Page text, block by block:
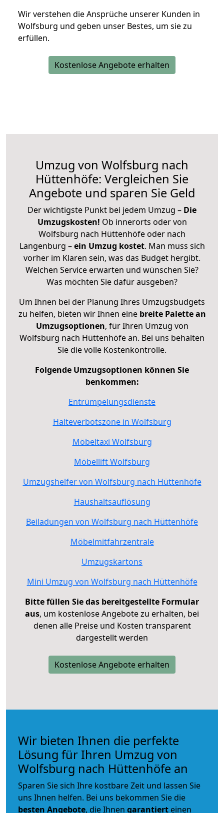
Wir verstehen die Ansprüche unserer Kunden in
Wolfsburg und geben unser Bestes, um sie zu
erfüllen.
Kostenlose Angebote erhalten
Umzug von Wolfsburg nach
Hüttenhöfe: Vergleichen Sie
Angebote und sparen Sie Geld
Der wichtigste Punkt bei jedem Umzug – Die
Umzugskosten! Ob innerorts oder von
Wolfsburg nach Hüttenhöfe oder nach
Langenburg –ein Umzug kostet. Man muss sich
vorher im Klaren sein, was das Budget hergibt.
Welchen Service erwarten und wünschen Sie?
Was möchten Sie dafür ausgeben?
Um Ihnen bei der Planung Ihres Umzugsbudgets
zu helfen, bieten wir Ihnen eine breite Palette an
Umzugsoptionen, für Ihren Umzug von
Wolfsburg nach Hüttenhöfe an. Bei uns behalten
Sie die volle Kostenkontrolle.
Folgende Umzugsoptionen können Sie
benkommen:
Entrümpelungsdienste
Halteverbotszone in Wolfsburg
Möbeltaxi Wolfsburg
Möbellift Wolfsburg
Umzugshelfer von Wolfsburg nach Hüttenhöfe
Haushaltsauflösung
Beiladungen von Wolfsburg nach Hüttenhöfe
Möbelmitfahrzentrale
Umzugskartons
Mini Umzug von Wolfsburg nach Hüttenhöfe
Bitte füllen Sie das bereitgestellte Formular
aus, um kostenlose Angebote zu erhalten, bei
denen alle Preise und Kosten transparent
dargestellt werden
Kostenlose Angebote erhalten
Wir bieten Ihnen die perfekte
Lösung für Ihren Umzug von
Wolfsburg nach Hüttenhöfe an
Sparen Sie sich Ihre kostbare Zeit und lassen Sie
uns Ihnen helfen. Bei uns bekommen Sie die
besten Angebote, die Ihnen garantiert einen